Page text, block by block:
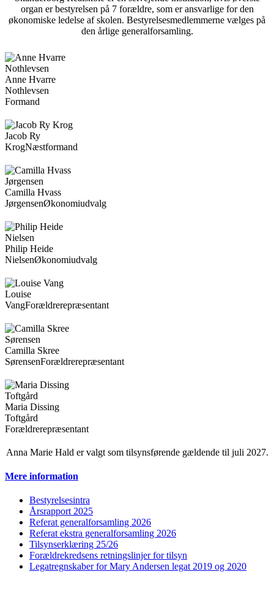
organ er bestyrelsen på 7 forældre, som er ansvarlige for den
økonomiske ledelse af skolen. Bestyrelsesmedlemmerne vælges på
den årlige generalforsamling.
Anne Hvarre
Nothlevsen
Formand
Jacob Ry
KrogNæstformand
Camilla Hvass
JørgensenØkonomiudvalg
Philip Heide
NielsenØkonomiudvalg
Louise
VangForældrerepræsentant
Camilla Skree
SørensenForældrerepræsentant
Maria Dissing
Toftgård
Forældrerepræsentant
Anna Marie Hald er valgt som tilsynsførende gældende til juli 2027.
Mere information
Bestyrelsesintra
Årsrapport 2025
Referat generalforsamling 2026
Referat ekstra generalforsamling 2026
Tilsynserklæring 25/26
Forældrekredsens retningslinjer for tilsyn
Legatregnskaber for Mary Andersen legat 2019 og 2020